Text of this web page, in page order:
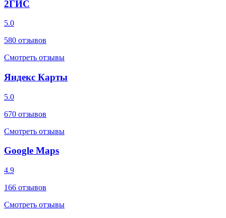
2ГИС
5.0
580 отзывов
Смотреть отзывы
Яндекс Карты
5.0
670 отзывов
Смотреть отзывы
Google Maps
4.9
166 отзывов
Смотреть отзывы